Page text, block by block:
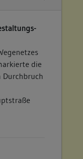
die
Durchbruch